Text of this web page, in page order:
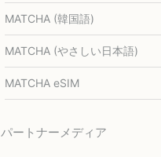
MATCHA (韓国語)
MATCHA (やさしい日本語)
MATCHA eSIM
パートナーメディア